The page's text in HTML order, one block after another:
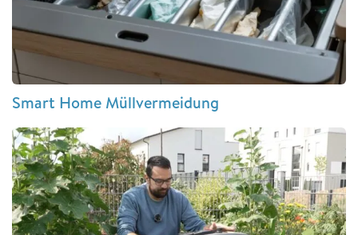
Smart Home Müllvermeidung